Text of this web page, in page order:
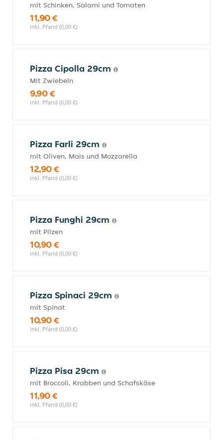
mit Schinken, Salami und Tomaten
11,90 €
inkl. Pfand (0,00 €)
Pizza Cipolla 29cm
Mit Zwiebeln
9,90 €
inkl. Pfand (0,00 €)
Pizza Farli 29cm
mit Oliven, Mais und Mozzarella
12,90 €
inkl. Pfand (0,00 €)
Pizza Funghi 29cm
mit Pilzen
10,90 €
inkl. Pfand (0,00 €)
Pizza Spinaci 29cm
mit Spinat
10,90 €
inkl. Pfand (0,00 €)
Pizza Pisa 29cm
mit Broccoli, Krabben und Schafskäse
11,90 €
inkl. Pfand (0,00 €)